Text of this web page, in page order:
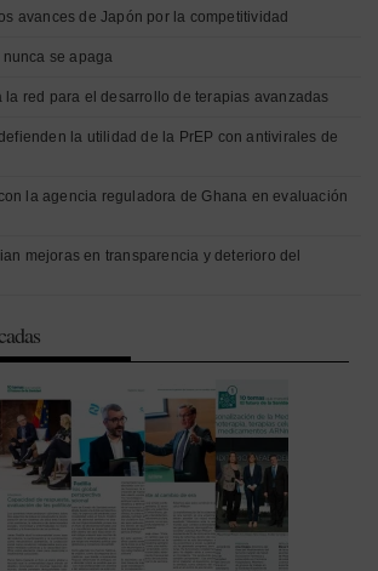
avances de Japón por la competitividad
se apaga
la red para el desarrollo de terapias avanzadas
la utilidad de la PrEP con antivirales de
la agencia reguladora de Ghana en evaluación
mejoras en transparencia y deterioro del